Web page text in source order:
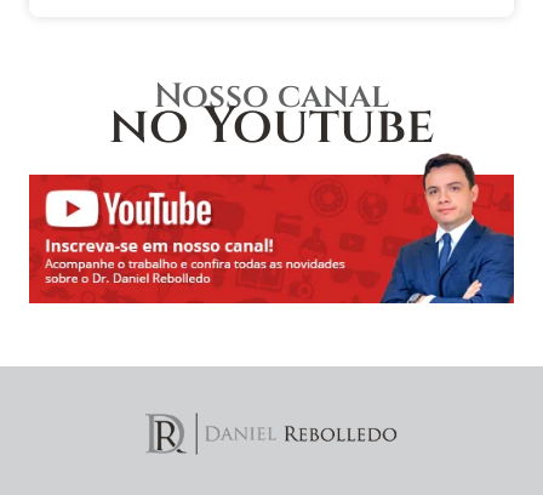
Nosso canal
no Youtube